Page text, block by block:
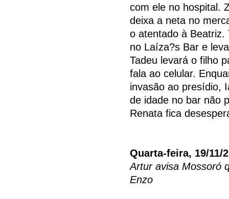
com ele no hospital.
deixa a neta no
o atentado à Beatriz.
no Laíza?s Bar e
Tadeu levará o filho
fala ao celular.
invasão ao presídio,
de idade no bar não
Renata fica
Quarta-feira, 19/11/
Artur avisa Mossoró
Enzo